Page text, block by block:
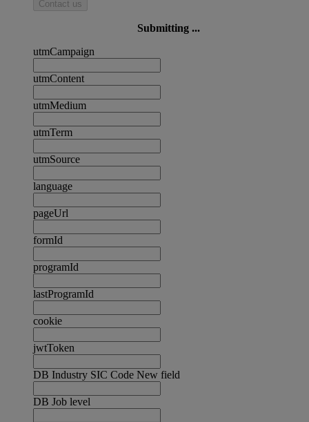
Contact us
Submitting ...
utmCampaign
utmContent
utmMedium
utmTerm
utmSource
language
pageUrl
formId
programId
lastProgramId
cookie
jwtToken
DB Industry SIC Code New field
DB Job level